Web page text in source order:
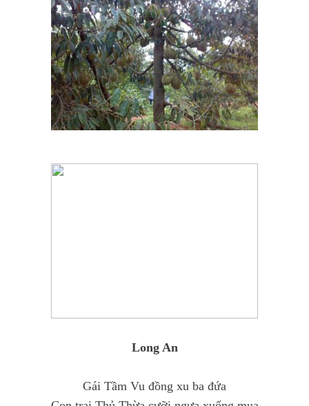
Long An
Gái Tầm Vu đồng xu ba đứa